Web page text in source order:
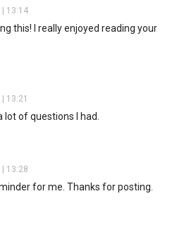
| 13:14
this! I really enjoyed reading your
13:21
of questions I had.
| 13:28
for me. Thanks for posting.